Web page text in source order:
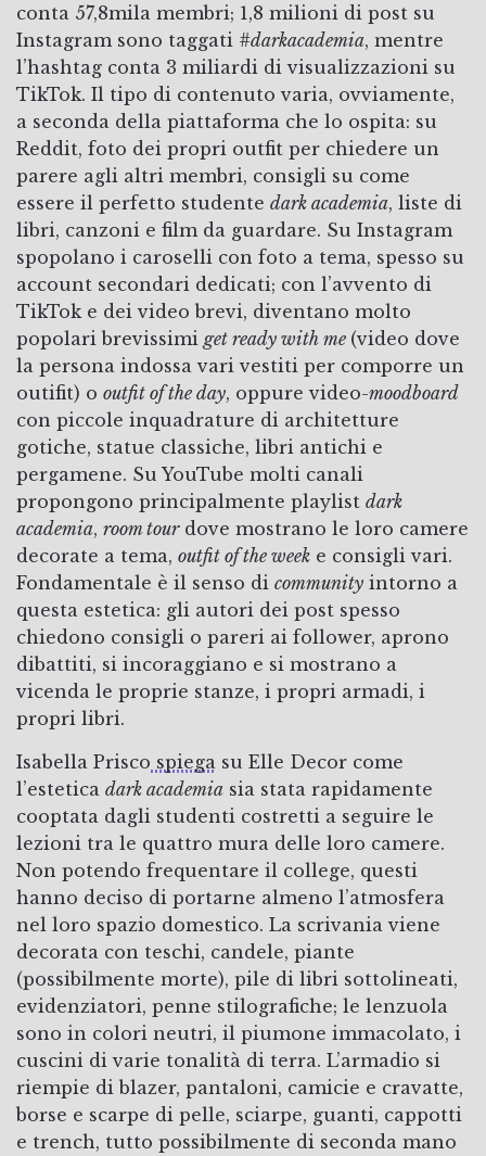
conta 57,8mila membri; 1,8 milioni di post su
Instagram sono taggati #darkacademia, mentre
l’hashtag conta 3 miliardi di visualizzazioni su
TikTok. Il tipo di contenuto varia, ovviamente,
a seconda della piattaforma che lo ospita: su
Reddit, foto dei propri outfit per chiedere un
parere agli altri membri, consigli su come
essere il perfetto studente dark academia, liste di
libri, canzoni e film da guardare. Su Instagram
spopolano i caroselli con foto a tema, spesso su
account secondari dedicati; con l’avvento di
TikTok e dei video brevi, diventano molto
popolari brevissimi get ready with me (video dove
la persona indossa vari vestiti per comporre un
outifit) o outfit of the day, oppure video-moodboard
con piccole inquadrature di architetture
gotiche, statue classiche, libri antichi e
pergamene. Su YouTube molti canali
propongono principalmente playlist dark
academia, room tourdove mostrano le loro camere
decorate a tema, outfit of the week e consigli vari.
Fondamentale è il senso di community intorno a
questa estetica: gli autori dei post spesso
chiedono consigli o pareri ai follower, aprono
dibattiti, si incoraggiano e si mostrano a
vicenda le proprie stanze, i propri armadi, i
propri libri.
Isabella Prisco spiega su Elle Decor come
l’estetica dark academia sia stata rapidamente
cooptata dagli studenti costretti a seguire le
lezioni tra le quattro mura delle loro camere.
Non potendo frequentare il college, questi
hanno deciso di portarne almeno l’atmosfera
nel loro spazio domestico. La scrivania viene
decorata con teschi, candele, piante
(possibilmente morte), pile di libri sottolineati,
evidenziatori, penne stilografiche; le lenzuola
sono in colori neutri, il piumone immacolato, i
cuscini di varie tonalità di terra. L’armadio si
riempie di blazer, pantaloni, camicie e cravatte,
borse e scarpe di pelle, sciarpe, guanti, cappotti
e trench, tutto possibilmente di seconda mano